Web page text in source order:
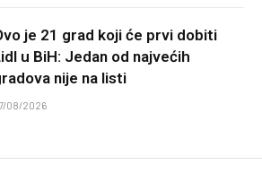
je 21 grad koji će prvi dobiti
u BiH: Jedan od najvećih
nije na listi
08/2026